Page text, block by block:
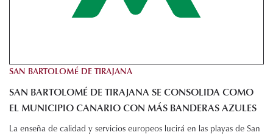
SAN BARTOLOMÉ DE TIRAJANA
SAN BARTOLOMÉ DE TIRAJANA SE CONSOLIDA COMO
EL MUNICIPIO CANARIO CON MÁS BANDERAS AZULES
La enseña de calidad y servicios europeos lucirá en las playas de San